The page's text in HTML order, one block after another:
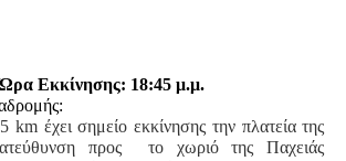
Εκκίνησης: 18:45 μ.μ.
έχει σημείο εκκίνησης την πλατεία της
προς
το χωριό της Παχειάς